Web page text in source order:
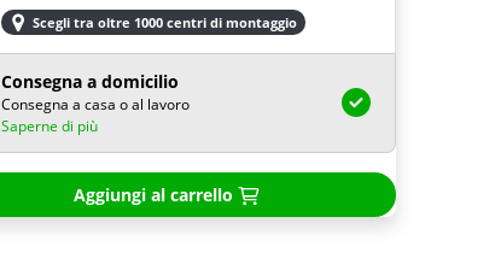
Scegli tra oltre 1000 centri di montaggio
Consegna a domicilio
Consegna a casa o al lavoro
Saperne di più
Aggiungi al carrello